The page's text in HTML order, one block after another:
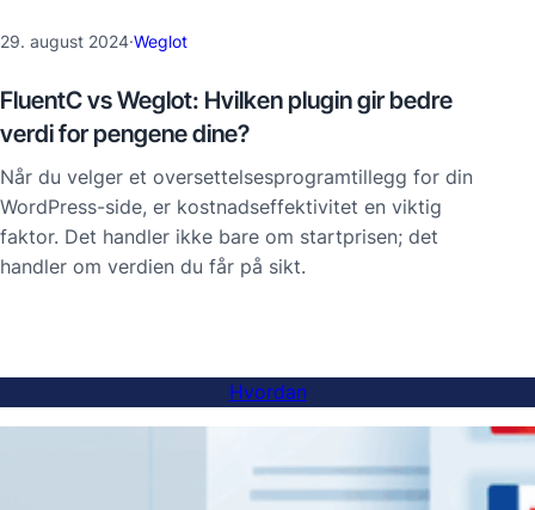
29. august 2024·Weglot
FluentC vs Weglot: Hvilken plugin gir bedre
verdi for pengene dine?
Når du velger et oversettelsesprogramtillegg for din
WordPress-side, er kostnadseffektivitet en viktig
faktor. Det handler ikke bare om startprisen; det
handler om verdien du får på sikt.
Hvordan